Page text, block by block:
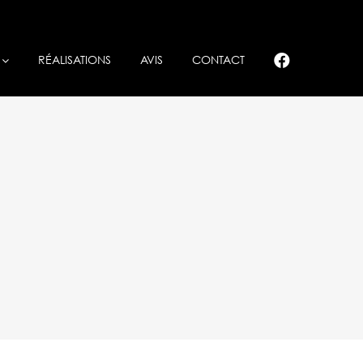
RÉALISATIONS AVIS CONTACT